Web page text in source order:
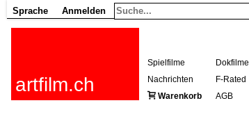
Sprache Anmelden
artfilm.ch
Spielfilme Dokfilme
Nachrichten
F-Rated
Warenkorb
AGB